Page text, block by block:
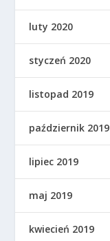
luty 2020
styczeń 2020
listopad 2019
październik 2019
lipiec 2019
maj 2019
kwiecień 2019